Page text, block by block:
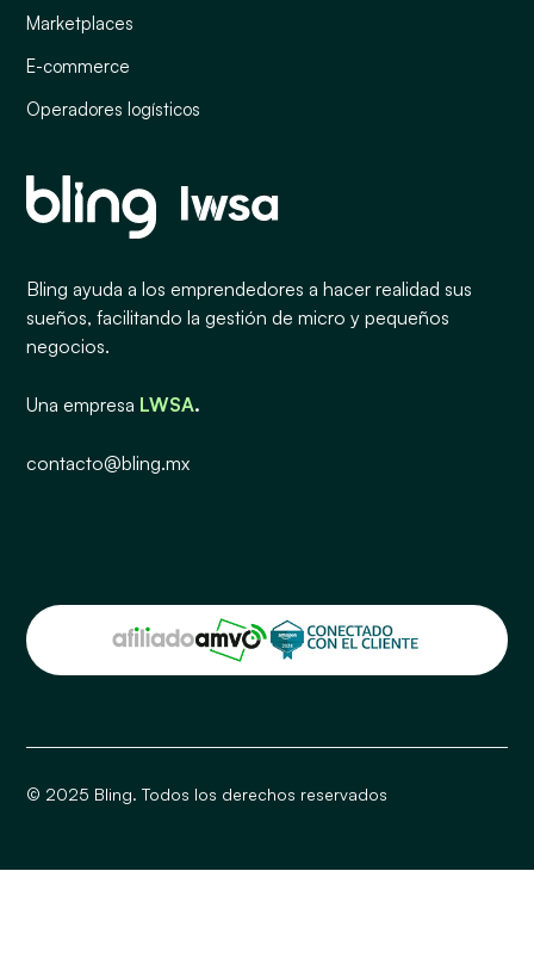
Bling ayuda a los emprendedores a hacer realidad sus
sueños, facilitando la gestión de micro y pequeños
negocios.
Una empresa LWSA.
contacto@bling.mx
Marketplaces
E-commerce
Operadores logísticos
© 2025 Bling. Todos los derechos reservados